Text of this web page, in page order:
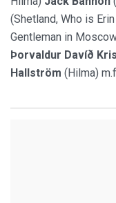
(Shetland, Who is
Gentleman in
Þorvaldur Davíð
Hallström (Hilma)